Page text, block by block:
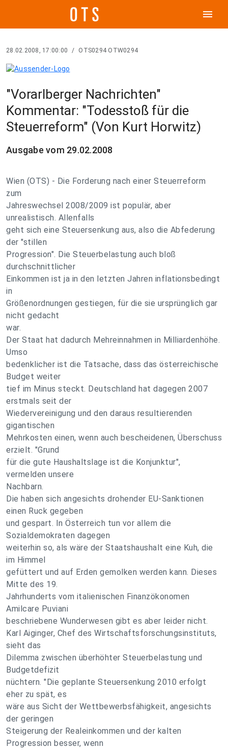
menu
28.02.2008, 17:00:00 / OTS0294 OTW0294
"Vorarlberger Nachrichten"
Kommentar: "Todesstoß für die
Steuerreform" (Von Kurt Horwitz)
Ausgabe vom 29.02.2008
Wien (OTS) - Die Forderung nach einer Steuerreform
zum
Jahreswechsel 2008/2009 ist populär, aber
unrealistisch. Allenfalls
geht sich eine Steuersenkung aus, also die Abfederung
der "stillen
Progression". Die Steuerbelastung auch bloß
durchschnittlicher
Einkommen ist ja in den letzten Jahren inflationsbedingt
in
Größenordnungen gestiegen, für die sie ursprünglich gar
nicht gedacht
war.
Der Staat hat dadurch Mehreinnahmen in Milliardenhöhe.
Umso
bedenklicher ist die Tatsache, dass das österreichische
Budget weiter
tief im Minus steckt. Deutschland hat dagegen 2007
erstmals seit der
Wiedervereinigung und den daraus resultierenden
gigantischen
Mehrkosten einen, wenn auch bescheidenen, Überschuss
erzielt. "Grund
für die gute Haushaltslage ist die Konjunktur",
vermelden unsere
Nachbarn.
Die haben sich angesichts drohender EU-Sanktionen
einen Ruck gegeben
und gespart. In Österreich tun vor allem die
Sozialdemokraten dagegen
weiterhin so, als wäre der Staatshaushalt eine Kuh, die
im Himmel
gefüttert und auf Erden gemolken werden kann. Dieses
Mitte des 19.
Jahrhunderts vom italienischen Finanzökonomen
Amilcare Puviani
beschriebene Wunderwesen gibt es aber leider nicht.
Karl Aiginger, Chef des Wirtschaftsforschungsinstituts,
sieht das
Dilemma zwischen überhöhter Steuerbelastung und
Budgetdefizit
nüchtern. "Die geplante Steuersenkung 2010 erfolgt
eher zu spät, es
wäre aus Sicht der Wettbewerbsfähigkeit, angesichts
der geringen
Steigerung der Realeinkommen und der kalten
Progression besser, wenn